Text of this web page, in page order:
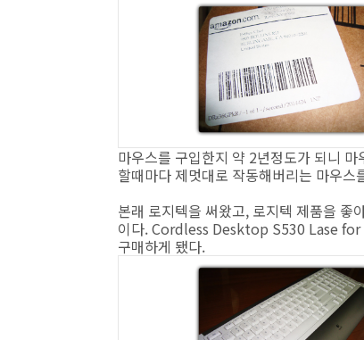
마우스를 구입한지 약 2년정도가 되니
할때마다 제멋대로 작동해버리는 마우
본래 로지텍을 써왔고, 로지텍 제품을 좋
이다. Cordless Desktop S530 Lase for
구매하게 됐다.